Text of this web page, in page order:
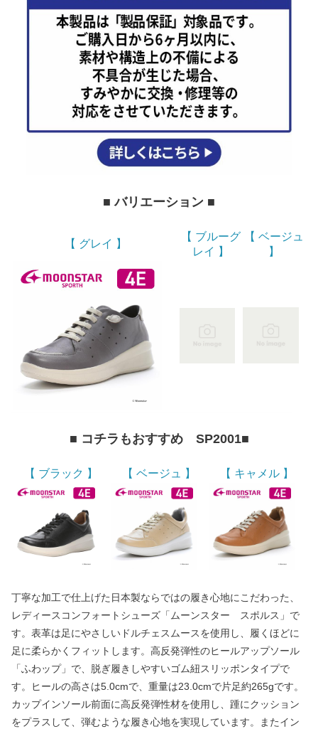
■ バリエーション ■
【 グレイ 】
【 ブルーグ
レイ 】
【 ベージュ
】
■ コチラもおすすめ SP2001■
【 ブラック 】 【 ベージュ 】 【 キャメル 】
丁寧な加工で仕上げた日本製ならではの履き心地にこだわった、
レディースコンフォートシューズ「ムーンスター スポルス」で
す。表革は足にやさしいドルチェスムースを使用し、履くほどに
足に柔らかくフィットします。高反発弾性のヒールアップソール
「ふわップ」で、脱ぎ履きしやすいゴム紐スリッポンタイプで
す。ヒールの高さは5.0cmで、重量は23.0cmで片足約265gです。
カップインソール前面に高反発弾性材を使用し、踵にクッション
をプラスして、弾むような履き心地を実現しています。またイン